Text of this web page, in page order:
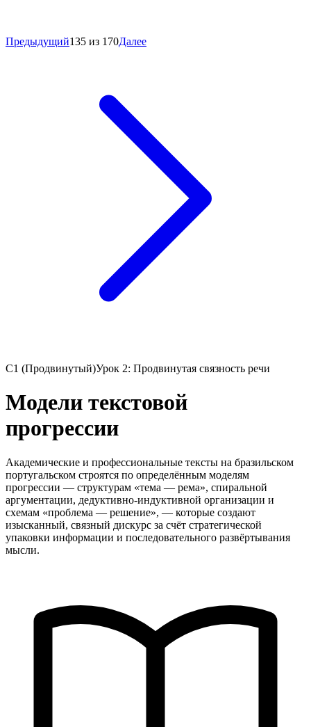
Предыдущий135 из 170Далее
C1 (Продвинутый)Урок 2: Продвинутая связность речи
Модели текстовой
прогрессии
Академические и профессиональные тексты на бразильском
португальском строятся по определённым моделям
прогрессии — структурам «тема — рема», спиральной
аргументации, дедуктивно-индуктивной организации и
схемам «проблема — решение», — которые создают
изысканный, связный дискурс за счёт стратегической
упаковки информации и последовательного развёртывания
мысли.